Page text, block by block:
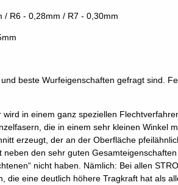
/ R6 - 0,28mm / R7 - 0,30mm
beste Wurfeigenschaften gefragt sind.
wird in einem ganz speziellen
die in einem sehr kleinen Winkel
erzeugt, der an der Oberfläche
den sehr guten
nicht haben. Nämlich: Bei allen
die eine deutlich höhere Tragkraft hat als